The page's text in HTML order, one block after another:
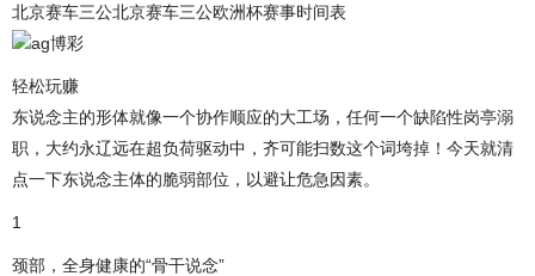
北京赛车三公北京赛车三公欧洲杯赛事时间表
ag博彩
轻松玩赚
东说念主的形体就像一个协作顺应的大工场，任何一个缺陷性岗亭溺
职，大约永辽远在超负荷驱动中，齐可能扫数这个词垮掉！今天就清
点一下东说念主体的脆弱部位，以避让危急因素。
1
颈部，全身健康的“骨干说念”